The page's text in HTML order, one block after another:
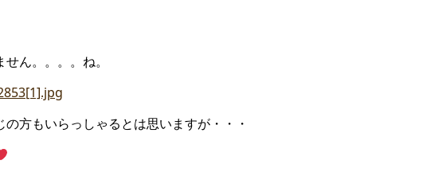
ん。。。。ね。
方もいらっしゃるとは思いますが・・・